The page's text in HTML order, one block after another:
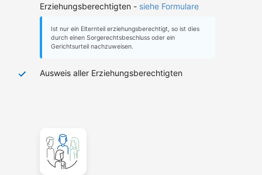
Erziehungsberechtigten - siehe Formulare
Ist nur ein Elternteil erziehungsberechtigt, so ist dies
durch einen Sorgerechtsbeschluss oder ein
Gerichtsurteil nachzuweisen.
Ausweis aller Erziehungsberechtigten